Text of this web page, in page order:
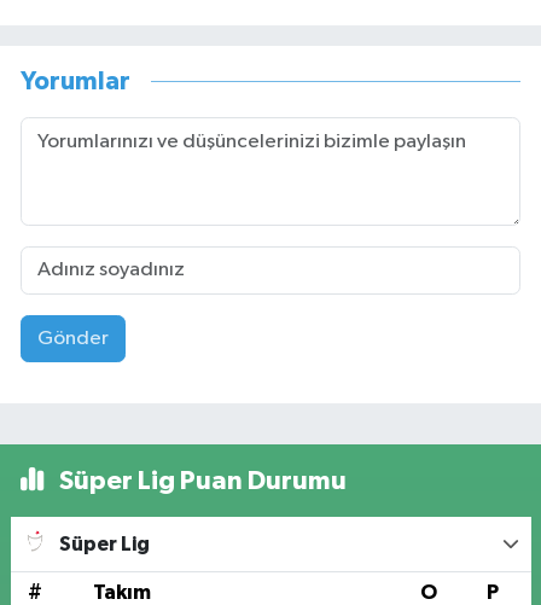
Yorumlar
Gönder
Süper Lig Puan Durumu
Süper Lig
# Takım O P